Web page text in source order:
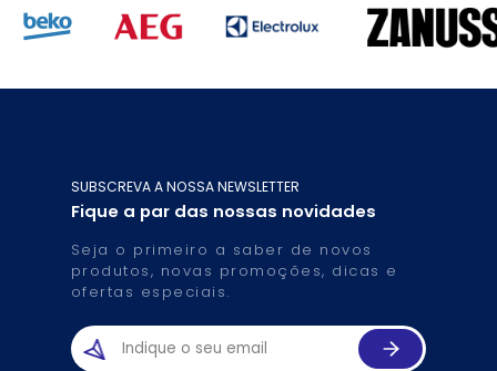
SUBSCREVA A NOSSA NEWSLETTER
Fique a par das nossas novidades
Seja o primeiro a saber de novos
produtos, novas promoções, dicas e
ofertas especiais.